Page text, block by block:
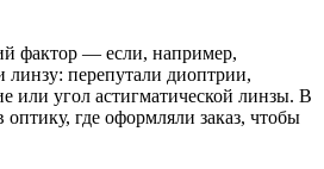
фактор — если, например,
линзу: перепутали диоптрии,
или угол астигматической линзы. В
оптику, где оформляли заказ, чтобы